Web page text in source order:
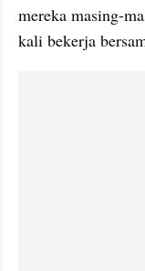
mereka masing-
kali bekerja